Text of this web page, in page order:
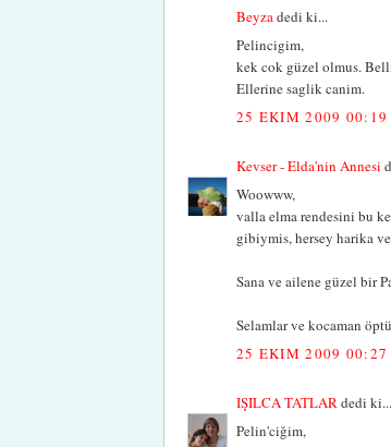
Beyza dedi ki...
Pelincigim,
kek cok güzel olmus.
Ellerine saglik canim.
25 EKIM 2009 00:19
Kevser - Elda'nin Annesi
Woowww,
valla elma rendesini bu
gibiymis, hersey harika
Sana ve ailene güzel bir
Selamlar ve kocaman
25 EKIM 2009 00:27
IŞILCA TATLAR dedi ki...
Pelin'ciğim,